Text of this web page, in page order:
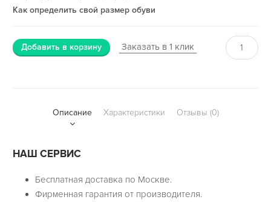
Как определить свой размер обуви
Добавить в корзину Заказать в 1 клик
Описание Характеристики Отзывы (0)
НАШ СЕРВИС
Бесплатная доставка по Москве.
Фирменная гарантия от производителя.